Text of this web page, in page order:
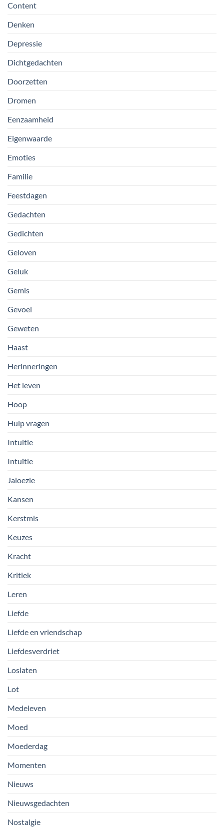
Content
Denken
Depressie
Dichtgedachten
Doorzetten
Dromen
Eenzaamheid
Eigenwaarde
Emoties
Familie
Feestdagen
Gedachten
Gedichten
Geloven
Geluk
Gemis
Gevoel
Geweten
Haast
Herinneringen
Het leven
Hoop
Hulp vragen
Intuitie
Intuïtie
Jaloezie
Kansen
Kerstmis
Keuzes
Kracht
Kritiek
Leren
Liefde
Liefde en vriendschap
Liefdesverdriet
Loslaten
Lot
Medeleven
Moed
Moederdag
Momenten
Nieuws
Nieuwsgedachten
Nostalgie